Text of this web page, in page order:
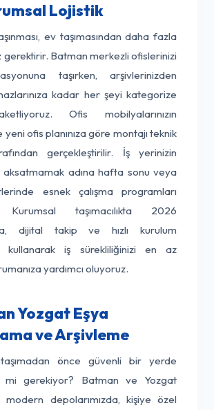
Lojistik
ev taşımasından daha fazla
gerektirir. Batman merkezli ofislerinizi
taşırken, arşivlerinizden
kadar her şeyi kategorize
Ofis mobilyalarınızın
yeni ofis planınıza göre montajı teknik
gerçekleştirilir. İş yerinizin
adına hafta sonu veya
esnek çalışma programları
Kurumsal taşımacılıkta 2026
dijital takip ve hızlı kurulum
kullanarak iş sürekliliğinizi en az
yardımcı oluyoruz.
Yozgat Eşya
ve Arşivleme
taşımadan önce güvenli bir yerde
mi gerekiyor? Batman ve Yozgat
modern depolarımızda, kişiye özel